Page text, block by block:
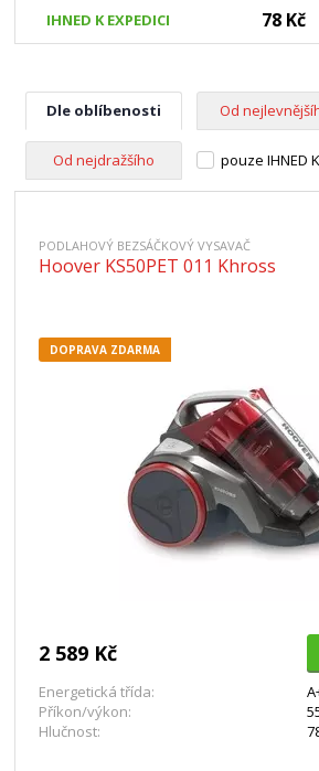
IHNED K EXPEDICI 78 Kč
Dle oblíbenosti Od
Od nejdražšího pouze IHNED
PODLAHOVÝ BEZSÁČKOVÝ VYSAVAČ
Hoover KS50PET 011 Khross
DOPRAVA ZDARMA
2 589 Kč
Energetická třída:
Příkon/výkon:
Hlučnost: